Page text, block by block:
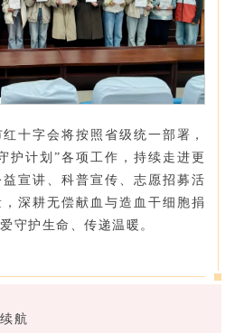
十字会将按照省级统一部署，
护计划”各项工作，持续走进更
宣讲、科普宣传、志愿招募活
深耕无偿献血与造血干细胞捐
守护生命、传递温暖。
航